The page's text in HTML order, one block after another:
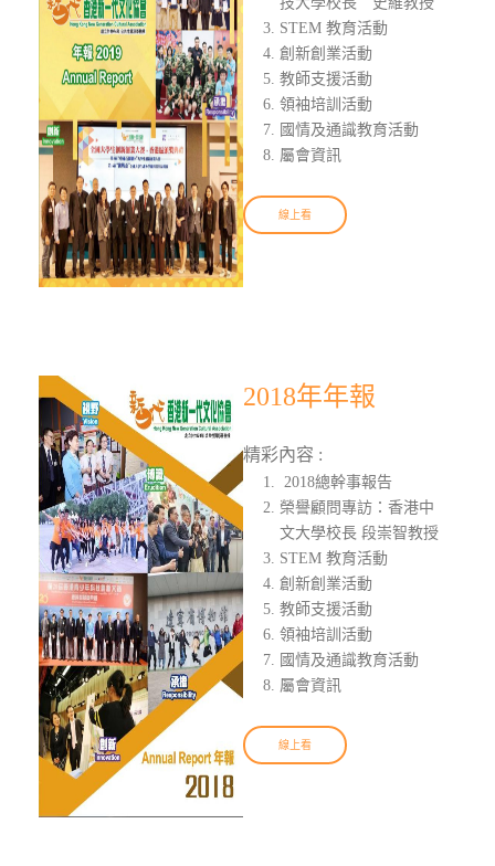
STEM 教育活動
創新創業活動
教師支援活動
領袖培訓活動
國情及通識教育活動
屬會資訊
線上看
2018年年報
精彩內容 :
2018總幹事報告
榮譽顧問專訪：香港中
文大學校長 段崇智教授
STEM 教育活動
創新創業活動
教師支援活動
領袖培訓活動
國情及通識教育活動
屬會資訊
線上看